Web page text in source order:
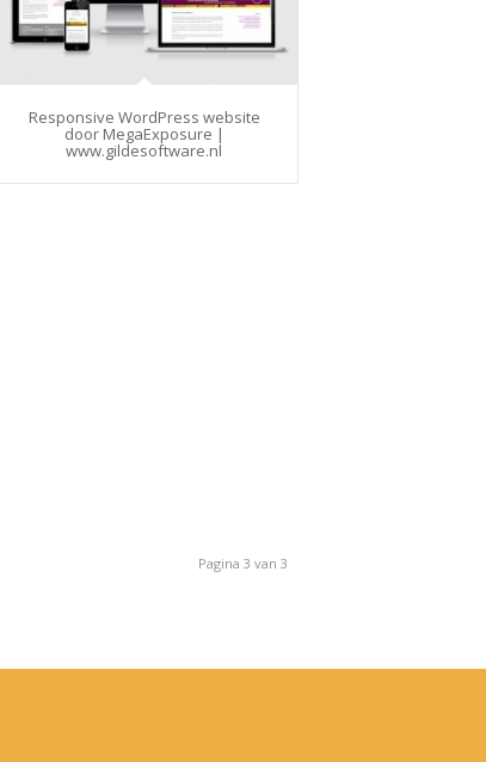
Responsive WordPress website
door MegaExposure |
www.gildesoftware.nl
Pagina 3 van 3